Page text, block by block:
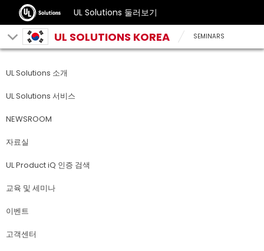
UL Solutions 둘러보기
UL SOLUTIONS KOREA SEMINARS
UL Solutions 소개
UL Solutions 서비스
NEWSROOM
자료실
UL Product iQ 인증 검색
교육 및 세미나
이벤트
고객센터